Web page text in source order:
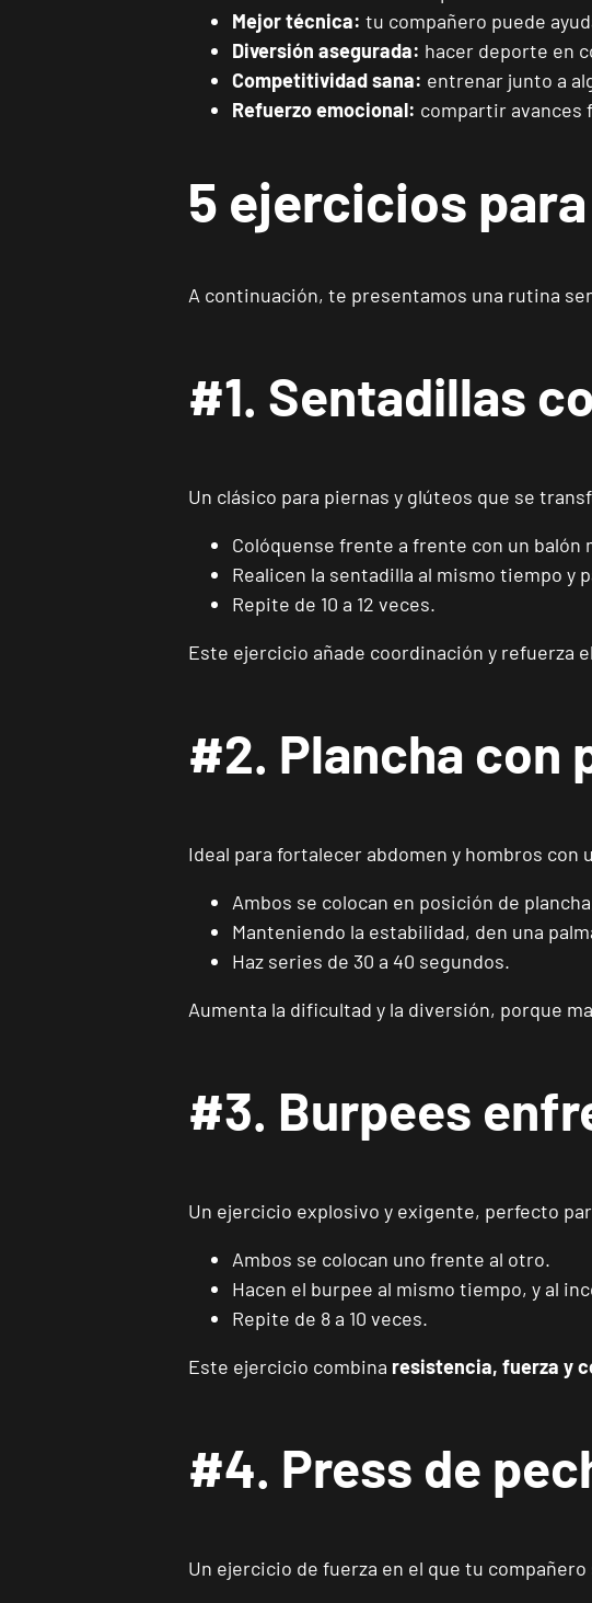
Málaga
P.º de los Tilos,
Mallorca
Carrer Batle
Catarroja
Andújar
Pl. del
Reus
Reus
Carrer de
Av. Lluis
Mejor técnica: tu compañero puede
Diversión asegurada: hacer deporte en
Competitividad sana: entrenar junto a
Refuerzo emocional: compartir avances
5 ejercicios
A continuación, te presentamos una rutina
#1. Sentadillas
Un clásico para piernas y glúteos que se
Colóquense frente a frente con un balón
Realicen la sentadilla al mismo tiempo y
Repite de 10 a 12 veces.
Este ejercicio añade coordinación y refuerza
#2. Plancha con
Ideal para fortalecer abdomen y hombros con
Ambos se colocan en posición de
Manteniendo la estabilidad, den una
Haz series de 30 a 40 segundos.
Aumenta la dificultad y la diversión, porque
#3. Burpees
Un ejercicio explosivo y exigente, perfecto
Ambos se colocan uno frente al otro.
Hacen el burpee al mismo tiempo, y al
Repite de 8 a 10 veces.
Este ejercicio combina resistencia, fuerza y
#4. Press de
Un ejercicio de fuerza en el que tu